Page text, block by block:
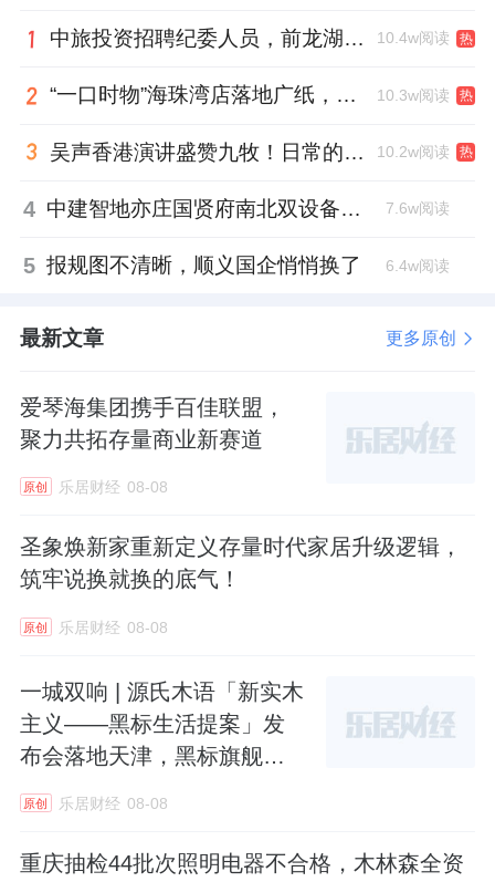
中旅投资招聘纪委人员，前龙湖副总裁胡若翔掌舵 10.4w阅读 热
“一口时物”海珠湾店落地广纸，越秀地产以“新鲜现制”商业新场景打造社区高品质生活 10.3w阅读 热
吴声香港演讲盛赞九牧！日常的小锚点变成科技突破点！ 10.2w阅读 热
4 中建智地亦庄国贤府南北双设备平台，得房率创区域新高 7.6w阅读
5 报规图不清晰，顺义国企悄悄换了 6.4w阅读
最新文章 更多原创
爱琴海集团携手百佳联盟，
聚力共拓存量商业新赛道
原创 乐居财经 08-08
圣象焕新家重新定义存量时代家居升级逻辑，
筑牢说换就换的底气！
原创 乐居财经 08-08
一城双响 | 源氏木语「新实木
主义——黑标生活提案」发
布会落地天津，黑标旗舰店
盛大启幕
原创 乐居财经 08-08
重庆抽检44批次照明电器不合格，木林森全资